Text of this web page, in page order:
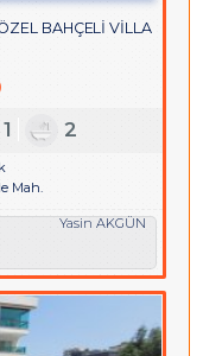
BAHÇELİ VİLLA
1 2
Mah.
Yasin AKGÜN